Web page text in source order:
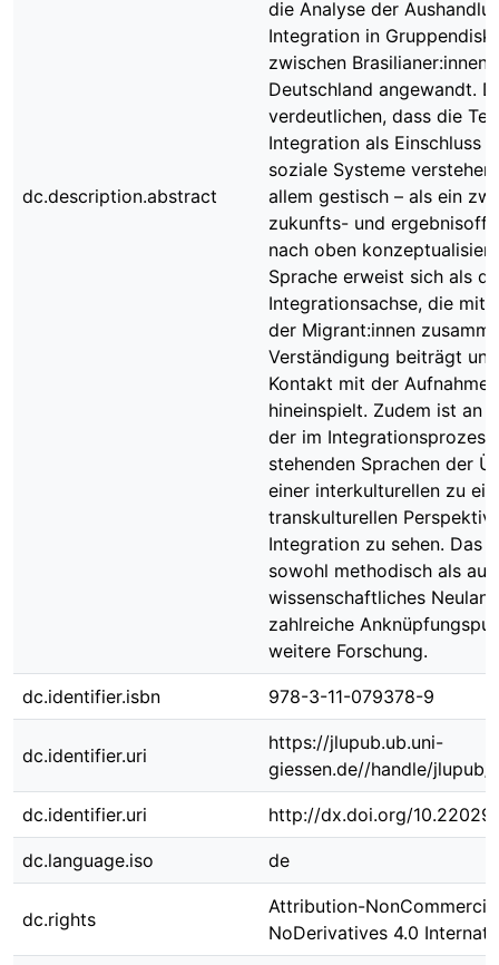
dc.description.abstract
die Analyse der
Integration in
zwischen Brasilianer:innen
Deutschland angewandt.
verdeutlichen, dass die
Integration als Einschluss
soziale Systeme
allem gestisch – als ein
zukunfts- und
nach oben
Sprache erweist sich als
Integrationsachse, die mit
der Migrant:innen
Verständigung beiträgt
Kontakt mit der
hineinspielt. Zudem ist an
der im
stehenden Sprachen der
einer interkulturellen zu
transkulturellen
Integration zu sehen. Das
sowohl methodisch als
wissenschaftliches
zahlreiche
weitere Forschung.
dc.identifier.isbn 978-3-11-079378-9
dc.identifier.uri
https://jlupub.ub.uni-
giessen.de//handle/jlupub/
dc.identifier.uri http://dx.doi.org/
dc.language.iso de
dc.rights
Attribution-
NoDerivatives 4.0